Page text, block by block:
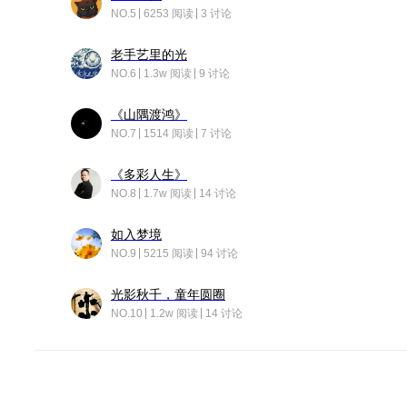
NO.5 6253 阅读 3 讨论
老手艺里的光
NO.6 1.3w 阅读 9 讨论
《山隅渡鸿》
NO.7 1514 阅读 7 讨论
《多彩人生》
NO.8 1.7w 阅读 14 讨论
如入梦境
NO.9 5215 阅读 94 讨论
光影秋千，童年圆圈
NO.10 1.2w 阅读 14 讨论